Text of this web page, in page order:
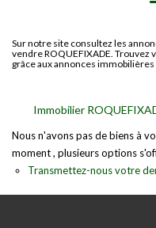
Sur notre site consultez les
vendre ROQUEFIXADE. Trouvez
grâce aux annonces immobilières
Immobilier
Nous n'avons pas de biens à
moment , plusieurs options
Transmettez-nous votre